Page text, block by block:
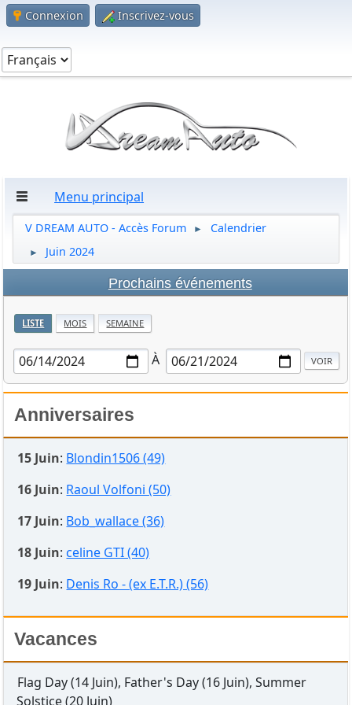
Connexion Inscrivez-vous
Menu principal
V DREAM AUTO - Accès Forum ► Calendrier
► Juin 2024
Prochains événements
LISTE MOIS SEMAINE
À
Anniversaires
15 Juin: Blondin1506 (49)
16 Juin: Raoul Volfoni (50)
17 Juin: Bob_wallace (36)
18 Juin:celine GTI (40)
19 Juin: Denis Ro - (ex E.T.R.) (56)
Vacances
Flag Day (14 Juin), Father's Day (16 Juin), Summer
Solstice (20 Juin)